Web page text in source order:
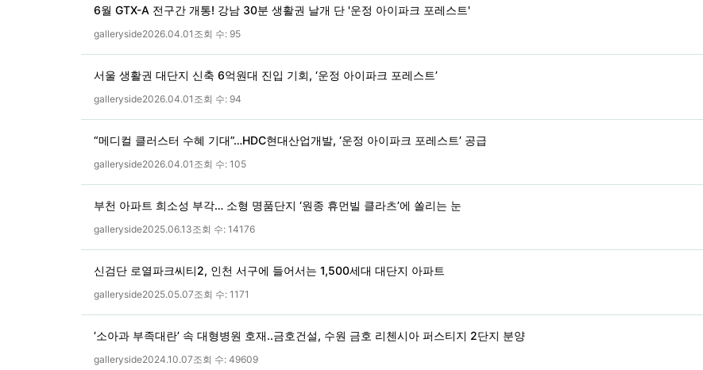
6월 GTX-A 전구간 개통! 강남 30분 생활권 날개 단 '운정 아이파크 포레스트'
galleryside2026.04.01 조회 수: 95
서울 생활권 대단지 신축 6억원대 진입 기회, ‘운정 아이파크 포레스트’
galleryside2026.04.01 조회 수: 94
“메디컬 클러스터 수혜 기대”…HDC현대산업개발, ‘운정 아이파크 포레스트’ 공급
galleryside2026.04.01 조회 수: 105
부천 아파트 희소성 부각… 소형 명품단지 ‘원종 휴먼빌 클라츠’에 쏠리는 눈
galleryside2025.06.13조회 수: 14176
신검단 로열파크씨티2, 인천 서구에 들어서는 1,500세대 대단지 아파트
galleryside2025.05.07조회 수: 1171
‘소아과 부족대란’ 속 대형병원 호재..금호건설, 수원 금호 리첸시아 퍼스티지 2단지 분양
galleryside2024.10.07조회 수: 49609